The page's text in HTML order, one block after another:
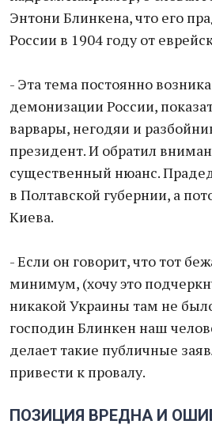
Энтони Блинкена, что его
России в 1904 году от
- Эта тема постоянно
демонизации России,
варвары, негодяи и
президент. И обратил
существенный нюанс.
в Полтавской губернии, а
Киева.
- Если он говорит, что тот
минимум, (хочу это
никакой Украины там не
господин Блинкен наш
делает такие публичные
привести к провалу.
ПОЗИЦИЯ ВРЕДНА И